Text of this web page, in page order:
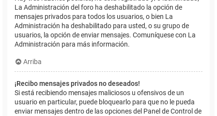
La Administración del foro ha deshabilitado la opción de
mensajes privados para todos los usuarios, o bien La
Administración ha deshabilitado para usted, o su grupo de
usuarios, la opción de enviar mensajes. Comuníquese con La
Administración para más información.
Arriba
¡Recibo mensajes privados no deseados!
Si está recibiendo mensajes maliciosos u ofensivos de un
usuario en particular, puede bloquearlo para que no le pueda
enviar mensajes dentro de las opciones del Panel de Control de